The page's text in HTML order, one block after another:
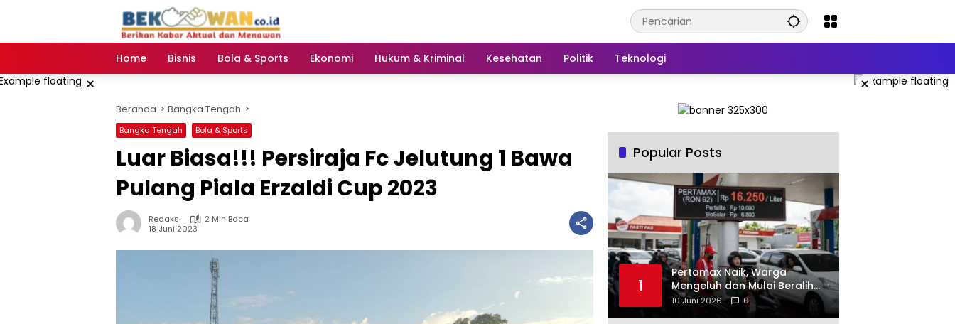
Home
Bisnis Bola & Sports Ekonomi Hukum & Kriminal Kesehatan Politik Teknologi
× ×
Beranda Bangka Tengah
Bangka Tengah Bola & Sports
Luar Biasa!!! Persiraja Fc Jelutung 1 Bawa
Pulang Piala Erzaldi Cup 2023
Redaksi
2 Min Baca
18 Juni 2023
Popular Posts
1
‎Pertamax Naik, Warga
Mengeluh dan Mulai Beralih
ke Pertalite Meski Harus Antre
10 Juni 2026 0